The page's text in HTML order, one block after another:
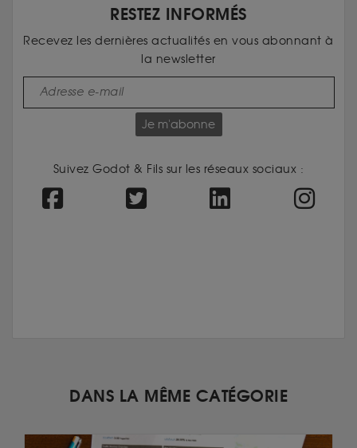
RESTEZ INFORMÉS
Recevez les dernières actualités en vous abonnant à
la newsletter
Je m'abonne
Suivez Godot & Fils sur les réseaux sociaux :
DANS LA MÊME CATÉGORIE